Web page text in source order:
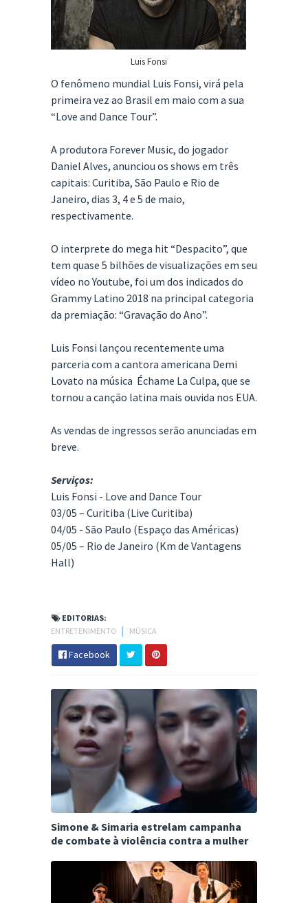
Luis Fonsi
O fenômeno mundial Luis Fonsi, virá pela
primeira vez ao Brasil em maio com a sua
“Love and Dance Tour”.
A produtora Forever Music, do jogador
Daniel Alves, anunciou os shows em três
capitais: Curitiba, São Paulo e Rio de
Janeiro, dias 3, 4 e 5 de maio,
respectivamente.
O interprete do mega hit “Despacito”, que
tem quase 5 bilhões de visualizações em seu
vídeo no Youtube, foi um dos indicados do
Grammy Latino 2018 na principal categoria
da premiação: “Gravação do Ano”.
Luis Fonsi lançou recentemente uma
parceria com a cantora americana Demi
Lovato na música Échame La Culpa, que se
tornou a canção latina mais ouvida nos EUA.
As vendas de ingressos serão anunciadas em
breve.
Serviços:
Luis Fonsi - Love and Dance Tour
03/05 – Curitiba (Live Curitiba)
04/05 - São Paulo (Espaço das Américas)
05/05 – Rio de Janeiro (Km de Vantagens
Hall)
EDITORIAS:
ENTRETENIMENTO
MÚSICA
Facebook
Simone & Simaria estrelam campanha
de combate à violência contra a mulher